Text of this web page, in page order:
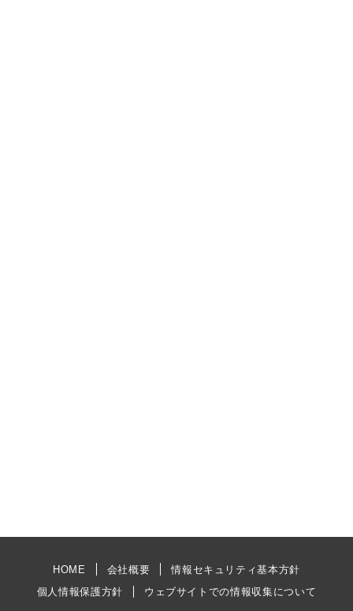
HOME 会社概要
情報セキュリティ基本方針
個人情報保護方針
ウェブサイトでの情報収集について